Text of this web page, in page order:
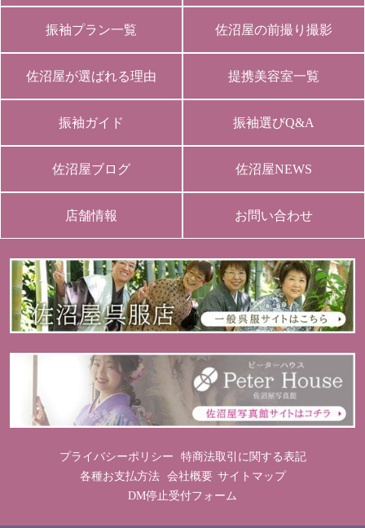
振袖プラン一覧 佐沼屋の前撮り撮影
佐沼屋が選ばれる理由 提携美容室一覧
振袖ガイド 振袖選びQ&A
佐沼屋ブログ 佐沼屋NEWS
店舗情報 お問い合わせ
プライバシーポリシー
特商法取引に関する表記
各種お支払方法| 会社概要| サイトマップ
DM停止受付フォーム